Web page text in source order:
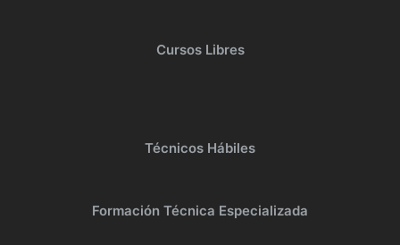
Cursos Libres
Técnicos Hábiles
Formación Técnica Especializada